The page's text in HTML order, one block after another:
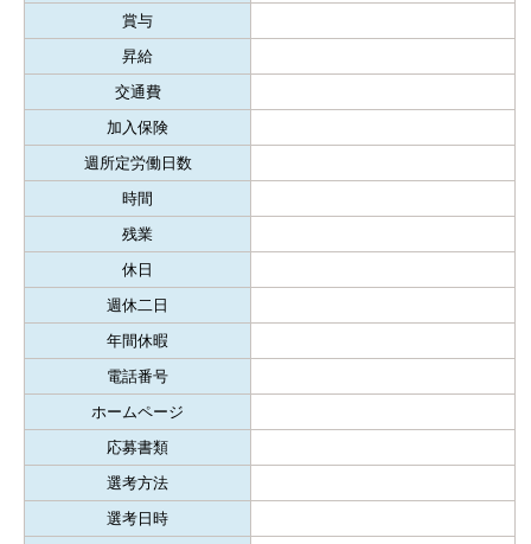
賞与
昇給
交通費
加入保険
週所定労働日数
時間
残業
休日
週休二日
年間休暇
電話番号
ホームページ
応募書類
選考方法
選考日時